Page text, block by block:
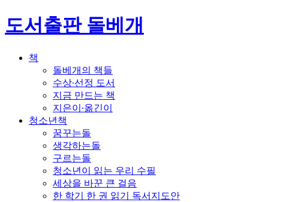
도서출판 돌베개
책
돌베개의 책들
수상∙선정 도서
지금 만드는 책
지은이∙옮긴이
청소년책
꿈꾸는돌
생각하는돌
구르는돌
청소년이 읽는 우리 수필
세상을 바꾼 큰 걸음
한 학기 한 권 읽기 독서지도안